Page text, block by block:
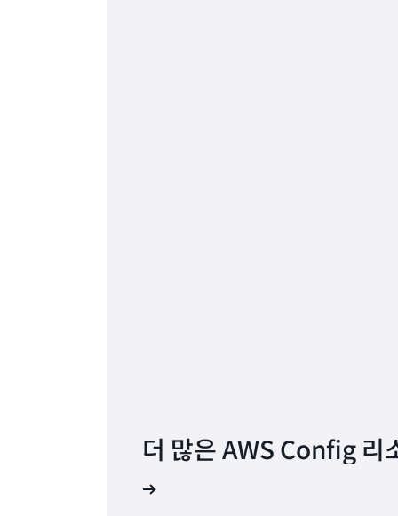
더 많은 AWS Config 리